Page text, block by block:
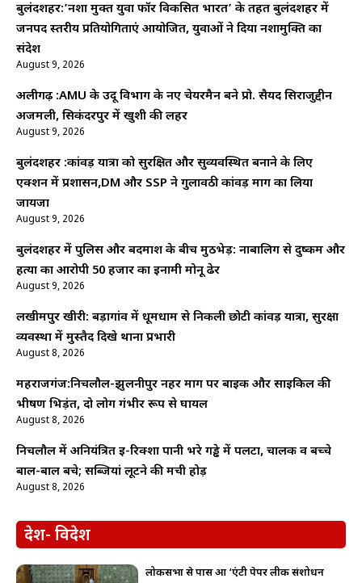
बुलंदशहर:’नशा मुक्त युवा फॉर विकसित भारत’ के तहत बुलंदशहर में
जनपद स्तरीय प्रतियोगिताएं आयोजित, युवाओं ने दिया नशामुक्ति का
संदेश
August 9, 2026
अलीगढ़ :AMU के उर्दू विभाग के नए चेयरमैन बने प्रो. सैयद सिराजुद्दीन
अजमली, सिकंदरपुर में खुशी की लहर
August 9, 2026
बुलंदशहर :कांवड़ यात्रा को सुरक्षित और सुव्यवस्थित बनाने के लिए
एक्शन में प्रशासन,DM और SSP ने गुलावठी कांवड़ मार्ग का लिया
जायजा
August 9, 2026
बुलंदशहर में पुलिस और बदमाश के बीच मुठभेड़: नाबालिग से दुष्कर्म और
हत्या का आरोपी 50 हजार का इनामी मोनू ढेर
August 9, 2026
लखीमपुर खीरी: बड़ागांव में धूमधाम से निकली छोटी कांवड़ यात्रा, सुरक्षा
व्यवस्था में मुस्तैद दिखे थाना प्रभारी
August 8, 2026
महराजगंज:निचलौल-झुलनीपुर नहर मार्ग पर बाइक और साइकिल की
भीषण भिड़ंत, दो लोग गंभीर रूप से घायल
August 8, 2026
निचलौल में अनियंत्रित ई-रिक्शा पानी भरे गड्ढे में पलटा, चालक व बच्चे
बाल-बाल बचे; सब्जियां लूटने की मची होड़
August 8, 2026
देश- विदेश
लोकसभा से पास हुआ ‘एंटी पेपर लीक संशोधन